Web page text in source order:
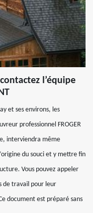
l’équipe
et ses environs, les
professionnel FROGER
interviendra même
du souci et y mettre fin
Vous pouvez appeler
de travail pour leur
document est préparé sans